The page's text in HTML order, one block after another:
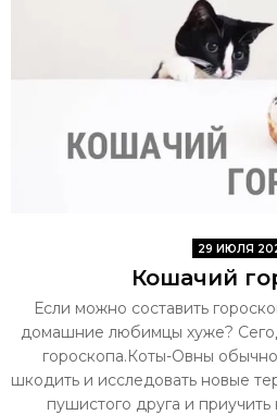
29 ИЮЛЯ
Кошачий
Если можно составить
домашние любимцы хуже?
гороскопа.Коты-Овны
шкодить и исследовать новые
пушистого друга и